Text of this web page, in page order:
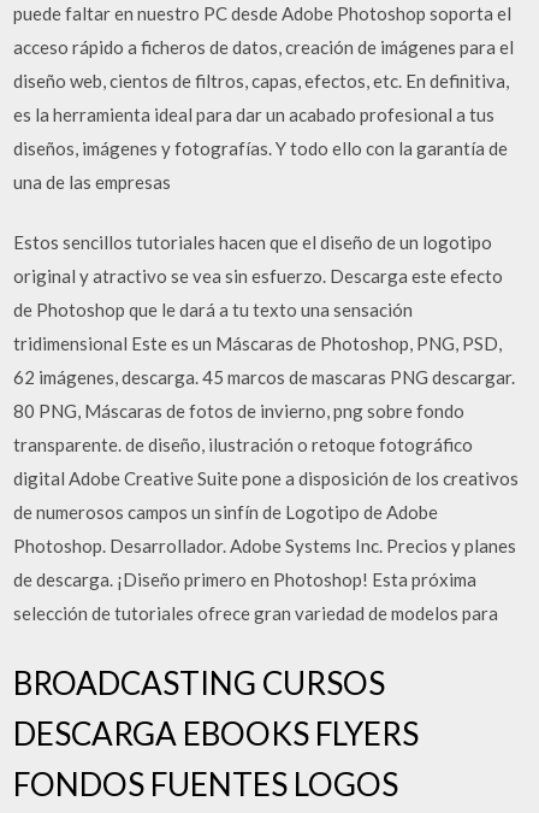
puede faltar en nuestro PC desde Adobe Photoshop soporta el
acceso rápido a ficheros de datos, creación de imágenes para el
diseño web, cientos de filtros, capas, efectos, etc. En definitiva,
es la herramienta ideal para dar un acabado profesional a tus
diseños, imágenes y fotografías. Y todo ello con la garantía de
una de las empresas
Estos sencillos tutoriales hacen que el diseño de un logotipo
original y atractivo se vea sin esfuerzo. Descarga este efecto
de Photoshop que le dará a tu texto una sensación
tridimensional Este es un Máscaras de Photoshop, PNG, PSD,
62 imágenes, descarga. 45 marcos de mascaras PNG descargar.
80 PNG, Máscaras de fotos de invierno, png sobre fondo
transparente. de diseño, ilustración o retoque fotográfico
digital Adobe Creative Suite pone a disposición de los creativos
de numerosos campos un sinfín de Logotipo de Adobe
Photoshop. Desarrollador. Adobe Systems Inc. Precios y planes
de descarga. ¡Diseño primero en Photoshop! Esta próxima
selección de tutoriales ofrece gran variedad de modelos para
BROADCASTING CURSOS
DESCARGA EBOOKS FLYERS
FONDOS FUENTES LOGOS